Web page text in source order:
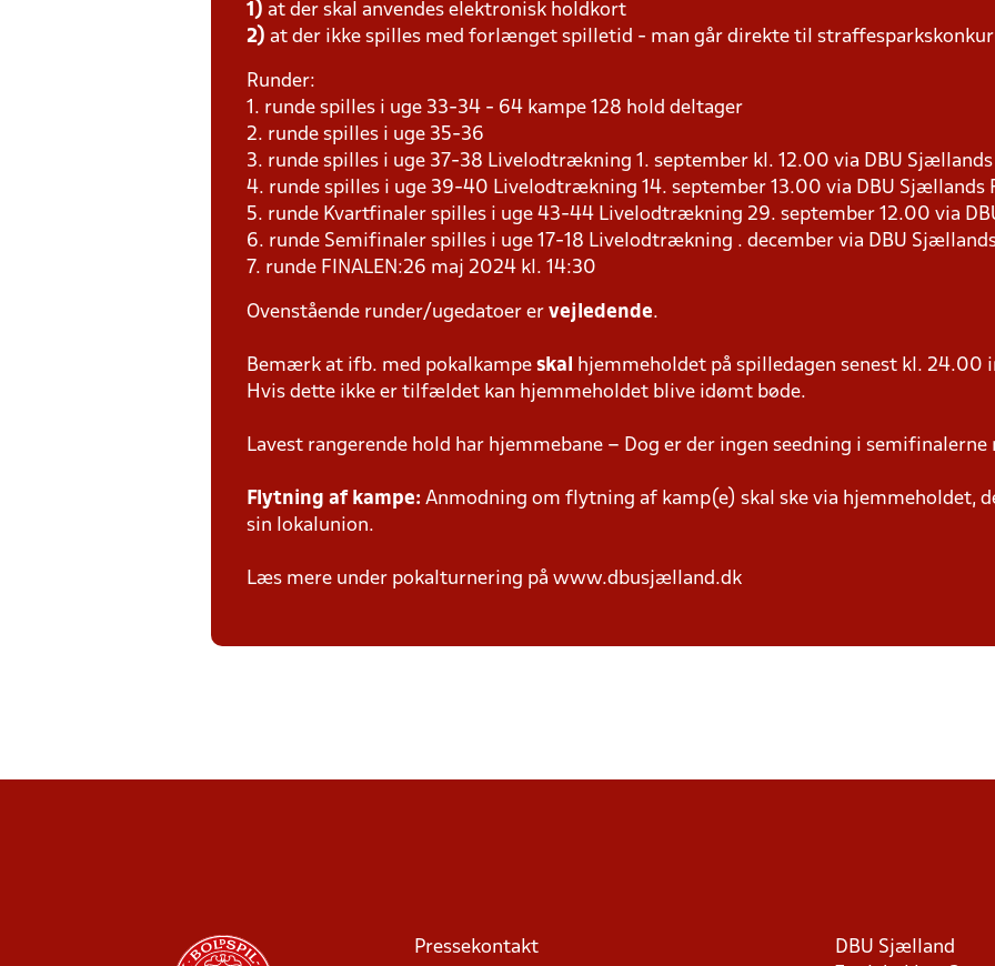
1) at der skal anvendes elektronisk holdkort
2) at der ikke spilles med forlænget spilletid - man går direkte til
Runder:
1. runde spilles i uge 33-34 - 64 kampe 128 hold deltager
2. runde spilles i uge 35-36
3. runde spilles i uge 37-38 Livelodtrækning 1. september kl. 12.00 via DBU Sjællands
4. runde spilles i uge 39-40 Livelodtrækning 14. september 13.00 via DBU Sjællands
5. runde Kvartfinaler spilles i uge 43-44 Livelodtrækning 29. september 12.00 via
6. runde Semifinaler spilles i uge 17-18 Livelodtrækning . december via DBU
7. runde FINALEN:26 maj 2024 kl. 14:30
Ovenstående runder/ugedatoer er vejledende.
Bemærk at ifb. med pokalkampe skal
hjemmeholdet på spilledagen senest kl. 24.00
Hvis dette ikke er tilfældet kan hjemmeholdet blive idømt bøde.
Lavest rangerende hold har hjemmebane – Dog er der ingen seedning i
Flytning af kampe: Anmodning om flytning af kamp(e) skal ske via hjemmeholdet,
sin lokalunion.
Læs mere under pokalturnering på www.dbusjælland.dk
Pressekontakt
DBU Sjælland